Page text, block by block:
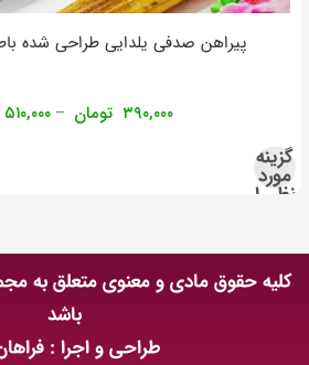
پیراهن صدفی یلدایی طراحی شده
۳۹۰,۰۰۰ تومان – ۵۱۰,۰۰۰
گزینه
مورد
نظر را
کلیه حقوق مادی و معنوی متعلق به
باشد
طراحی و اجرا :